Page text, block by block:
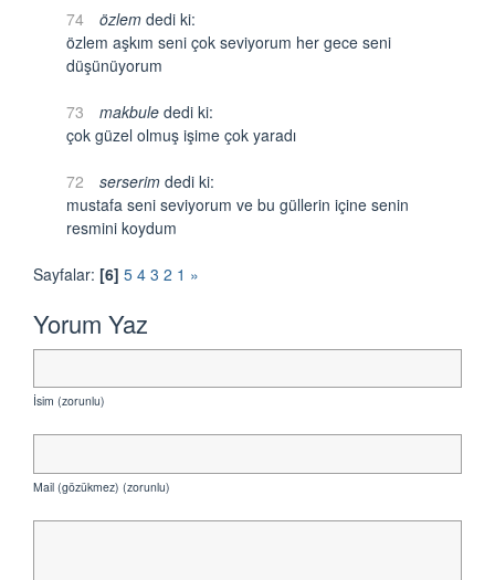
74 özlem dedi ki:
özlem aşkım seni çok seviyorum her gece seni
düşünüyorum
73 makbule dedi ki:
çok güzel olmuş işime çok yaradı
72 serserim dedi ki:
mustafa seni seviyorum ve bu güllerin içine senin
resmini koydum
Sayfalar: [6] 5 4 3 2 1 »
Yorum Yaz
İsim (zorunlu)
Mail (gözükmez) (zorunlu)